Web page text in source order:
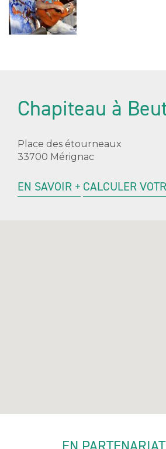
Chapiteau à
Place des étourneaux
33700 Mérignac
EN SAVOIR + CALCULER